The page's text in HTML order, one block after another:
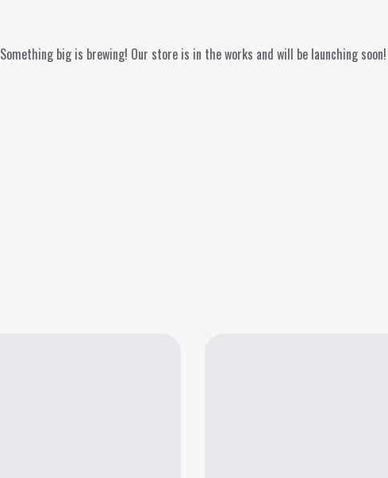
Something big is brewing! Our store is in the works and will be launching soon!